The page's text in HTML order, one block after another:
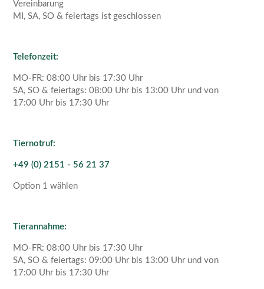
Vereinbarung
MI, SA, SO & feiertags ist geschlossen
Telefonzeit:
MO-FR: 08:00 Uhr bis 17:30 Uhr
SA, SO & feiertags: 08:00 Uhr bis 13:00 Uhr und von
17:00 Uhr bis 17:30 Uhr
Tiernotruf:
+49 (0) 2151 - 56 21 37
Option 1 wählen
Tierannahme:
MO-FR: 08:00 Uhr bis 17:30 Uhr
SA, SO & feiertags: 09:00 Uhr bis 13:00 Uhr und von
17:00 Uhr bis 17:30 Uhr